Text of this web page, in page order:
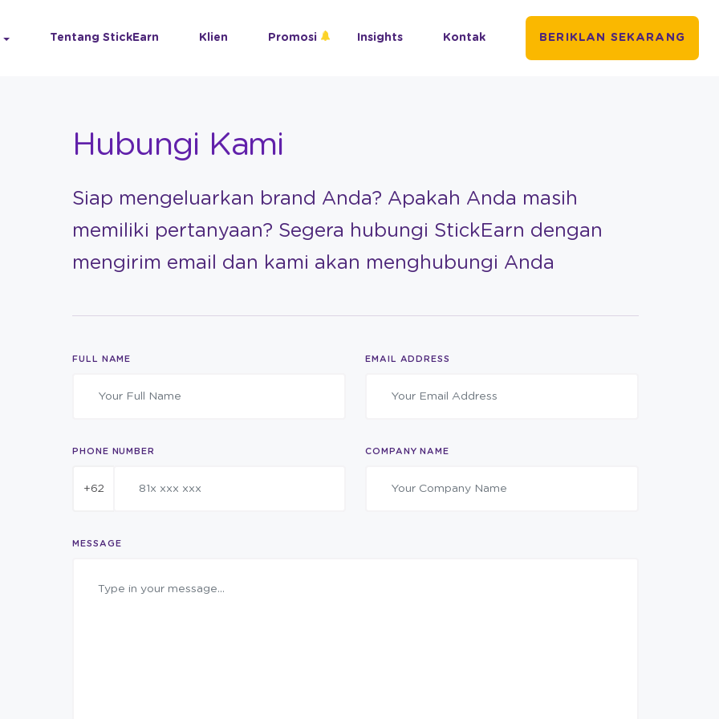
Tentang StickEarn Klien Promosi Insights Kontak BERIKLAN SEKARANG
Hubungi Kami
Siap mengeluarkan brand Anda? Apakah Anda masih
memiliki pertanyaan? Segera hubungi StickEarn dengan
mengirim email dan kami akan menghubungi Anda
FULL NAME EMAIL ADDRESS
PHONE NUMBER
+62
COMPANY NAME
MESSAGE